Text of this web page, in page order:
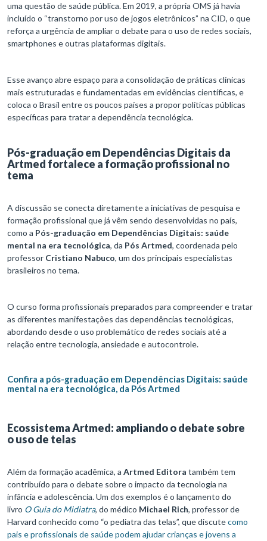
uma questão de saúde pública. Em 2019, a própria OMS já havia
incluído o “transtorno por uso de jogos eletrônicos” na CID, o que
reforça a urgência de ampliar o debate para o uso de redes sociais,
smartphones e outras plataformas digitais.
Esse avanço abre espaço para a consolidação de práticas clínicas
mais estruturadas e fundamentadas em evidências científicas, e
coloca o Brasil entre os poucos países a propor políticas públicas
específicas para tratar a dependência tecnológica.
Pós-graduação em Dependências Digitais da
Artmed fortalece a formação profissional no
tema
A discussão se conecta diretamente a iniciativas de pesquisa e
formação profissional que já vêm sendo desenvolvidas no país,
como a Pós-graduação em Dependências Digitais: saúde
mental na era tecnológica, da Pós Artmed, coordenada pelo
professor Cristiano Nabuco, um dos principais especialistas
brasileiros no tema.
O curso forma profissionais preparados para compreender e tratar
as diferentes manifestações das dependências tecnológicas,
abordando desde o uso problemático de redes sociais até a
relação entre tecnologia, ansiedade e autocontrole.
Confira a pós-graduação em Dependências Digitais: saúde
mental na era tecnológica, da Pós Artmed
Ecossistema Artmed: ampliando o debate sobre
o uso de telas
Além da formação acadêmica, a Artmed Editora também tem
contribuído para o debate sobre o impacto da tecnologia na
infância e adolescência. Um dos exemplos é o lançamento do
livro O Guia do Midiatra, do médico Michael Rich, professor de
Harvard conhecido como “o pediatra das telas”, que discutecomo
pais e profissionais de saúde podem ajudar crianças e jovens a